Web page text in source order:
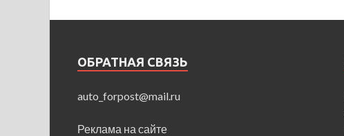
ОБРАТНАЯ СВЯЗЬ
auto_forpost@mail.ru
Реклама на сайте